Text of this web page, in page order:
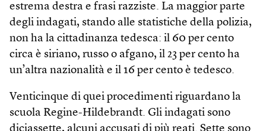
estrema destra e frasi razziste. La maggior parte
degli indagati, stando alle statistiche della polizia,
non ha la cittadinanza tedesca: il 60 per cento
circa è siriano, russo o afgano, il 23 per cento ha
un’altra nazionalità e il 16 per cento è tedesco.
Venticinque di quei procedimenti riguardano la
scuola Regine-Hildebrandt. Gli indagati sono